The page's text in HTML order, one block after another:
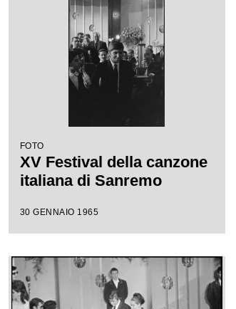
FOTO
XV Festival della canzone
italiana di Sanremo
30 GENNAIO 1965